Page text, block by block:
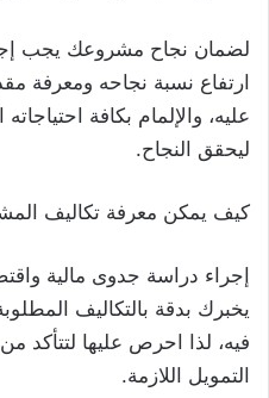
لضمان نجاح مشروعك يجب
ارتفاع نسبة نجاحه ومعرفة
عليه، والإلمام بكافة احتياجاته
ليحقق النجاح.
كيف يمكن معرفة تكاليف
إجراء دراسة جدوى مالية
يخبرك بدقة بالتكاليف
فيه، لذا احرص عليها لتتأكد
التمويل اللازمة.